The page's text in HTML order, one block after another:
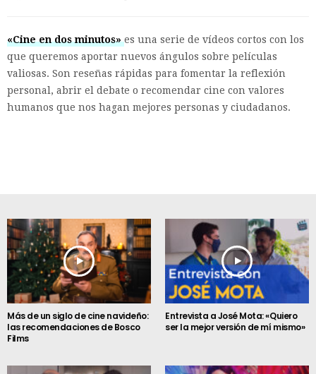
«Cine en dos minutos» es una serie de vídeos cortos con los
que queremos aportar nuevos ángulos sobre películas
valiosas. Son reseñas rápidas para fomentar la reflexión
personal, abrir el debate o recomendar cine con valores
humanos que nos hagan mejores personas y ciudadanos.
Más de un siglo de cine navideño:
las recomendaciones de Bosco
Films
Entrevista a José Mota: «Quiero
ser la mejor versión de mí mismo»